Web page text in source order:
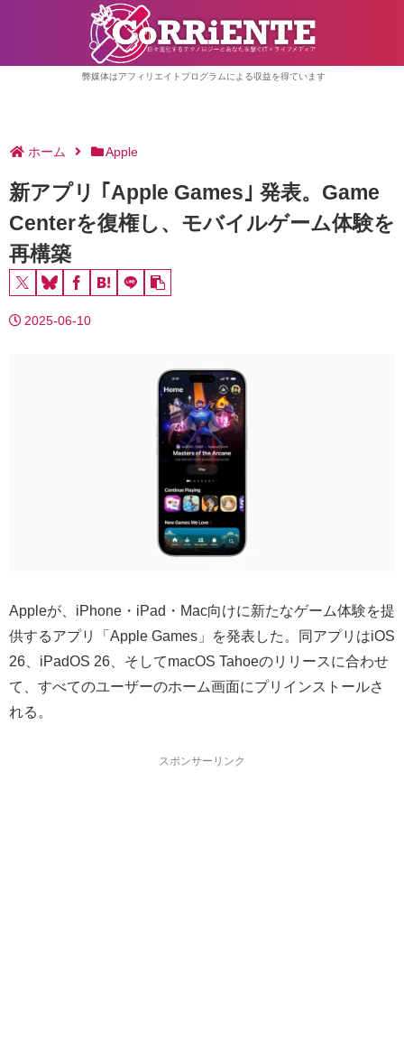
弊媒体はアフィリエイトプログラムによる収益を得ています
ホーム Apple
新アプリ ｢Apple Games｣ 発表。Game
Centerを復権し、モバイルゲーム体験を
再構築
2025-06-10
Appleが、iPhone・iPad・Mac向けに新たなゲーム体験を提
供するアプリ「Apple Games」を発表した。同アプリはiOS
26、iPadOS 26、そしてmacOS Tahoeのリリースに合わせ
て、すべてのユーザーのホーム画面にプリインストールさ
れる。
スポンサーリンク